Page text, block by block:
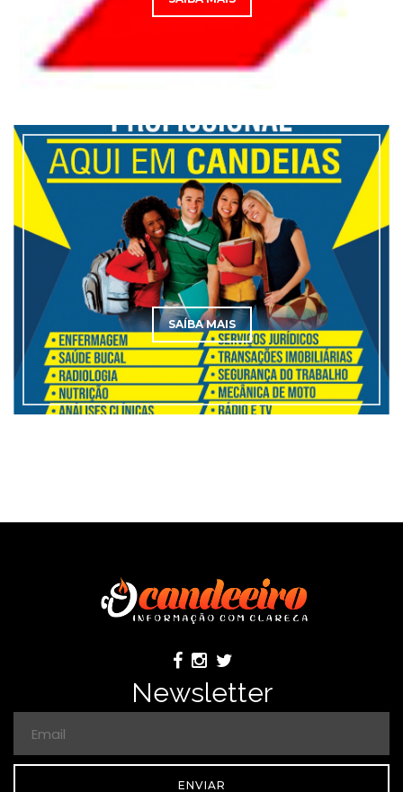
SAÍBA MAIS
Newsletter
ENVIAR